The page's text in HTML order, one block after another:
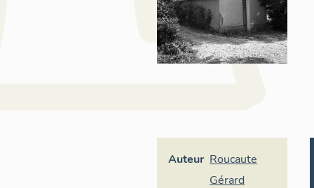
Auteur Roucaute
Gérard